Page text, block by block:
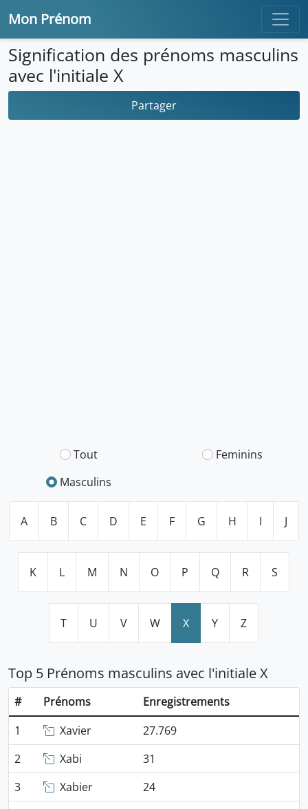
Mon Prénom
Signification des prénoms masculins
avec l'initiale X
Partager
Tout
Feminins
Masculins
A B C D E F G H I J
K L M N O P Q R S
T U V W X Y Z
Top 5 Prénoms masculins avec l'initiale X
# Prénoms
Enregistrements
1
Xavier
27.769
2
Xabi
31
3
Xabier
24